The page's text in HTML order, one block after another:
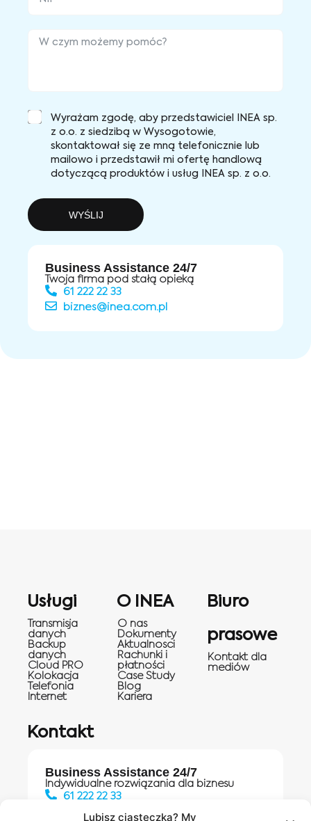
Lubisz ciasteczka? My
Wyrażam zgodę, aby przedstawiciel INEA sp.
z o.o. z siedzibą w Wysogotowie,
skontaktował się ze mną telefonicznie lub
mailowo i przedstawił mi ofertę handlową
dotyczącą produktów i usług INEA sp. z o.o.
WYŚLIJ
Business Assistance 24/7
Twoja firma pod stałą opieką
61 222 22 33
biznes@inea.com.pl
Usługi
Transmisja
danych
Backup
danych
Cloud PRO
Kolokacja
Telefonia
Internet
O INEA
O nas
Dokumenty
Aktualnosci
Rachunki i
płatności
Case Study
Blog
Kariera
Biuro
prasowe
Kontakt dla
mediów
Kontakt
Business Assistance 24/7
Indywidualne rozwiązania dla biznesu
61 222 22 33